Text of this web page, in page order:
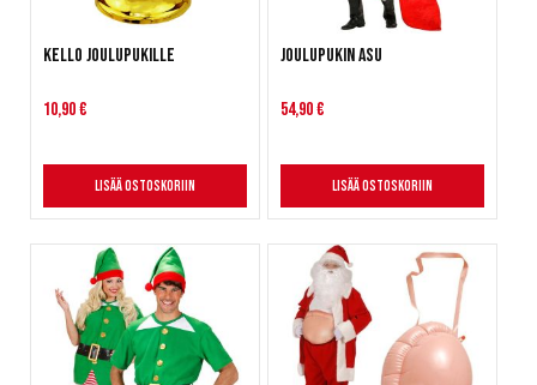
Kello joulupukille
10,90 €
Lisää ostoskoriin
Joulupukin asu
54,90 €
Lisää ostoskoriin